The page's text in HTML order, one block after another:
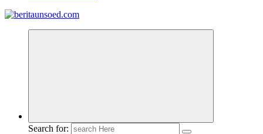
Pemandu Wawasan Almamater
Search for: